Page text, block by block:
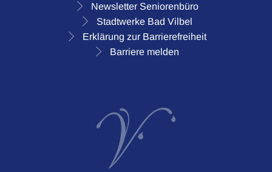
Newsletter Seniorenbüro
Stadtwerke Bad Vilbel
Erklärung zur Barrierefreiheit
Barriere melden